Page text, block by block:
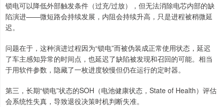
锁电可以降低外部触发条件（过充/过放），但无法消除电芯内部的缺
陷演进——微短路会持续发展，内阻会持续升高，只是进程被稍微延
迟。
问题在于，这种演进过程因为“锁电”而被伪装成正常使用状态，延迟
了车主感知异常的时间点，也延迟了缺陷被发现和召回的可能。相当
于用软件参数，隐藏了一枚进度较慢但仍在运行的定时器。
第三，长期“锁电”状态的SOH（电池健康状态，State of Health）评估
会系统性失真，导致退役决策时机判断失准。